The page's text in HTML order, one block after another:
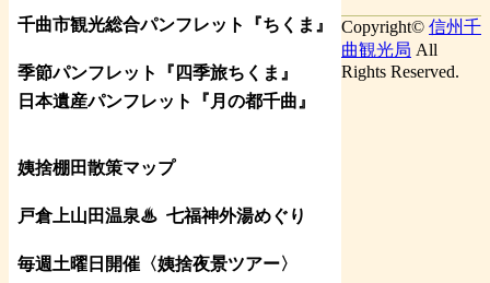
千曲市観光総合パンフレット 『ちくま 』
季節パンフレット『四季旅ちくま』
日本遺産パンフレット
『月の都千曲 』
姨捨棚田散策マップ
戸倉上山田温泉♨ 七福神外湯めぐり
毎週土曜日開催〈姨捨夜景ツアー〉
Copyright© 信州千
曲観光局 All
Rights Reserved.